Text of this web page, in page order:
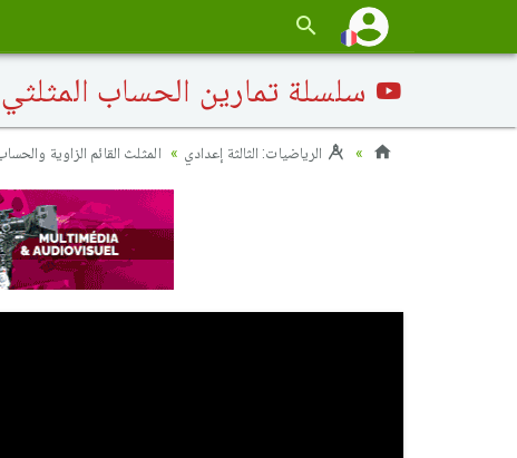
سلسلة تمارين الحساب
الرياضيات: الثالثة إعدادي المثلث القائم الزاوية